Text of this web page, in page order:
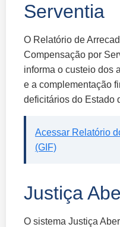
Serventia
O Relatório de
Compensação por
informa o custeio dos
e a complementação
deficitários do Estado
Acessar Relatório
(GIF)
Justiça
O sistema Justiça